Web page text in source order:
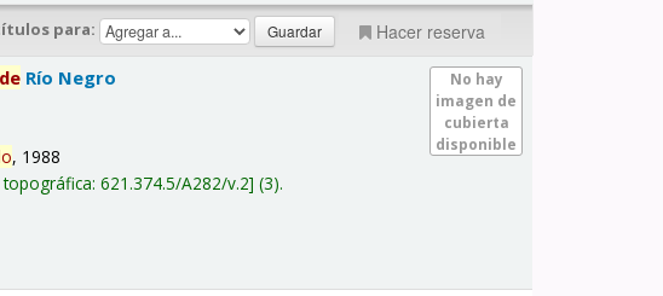
para: Hacer reserva
No hay
imagen de
cubierta
disponible
de Río Negro
, 1988
topográfica:621.374.5/A282/v.2 (3).